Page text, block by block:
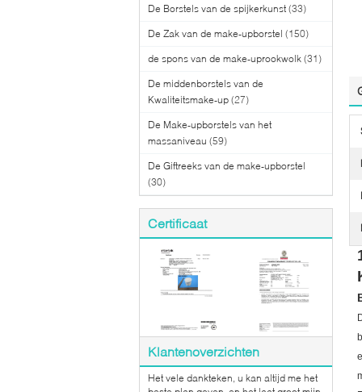
De Borstels van de spijkerkunst (33)
De Zak van de make-upborstel (150)
de spons van de make-uprookwolk (31)
De middenborstels van de
Kwaliteitsmake-up (27)
De Make-upborstels van het
massaniveau (59)
De Giftreeks van de make-upborstel
(30)
Certificaat
Klantenoverzichten
Het vele dankteken, u kan altijd me het